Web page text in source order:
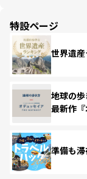
特設ページ
世界遺
地球の
最新作『
準備も